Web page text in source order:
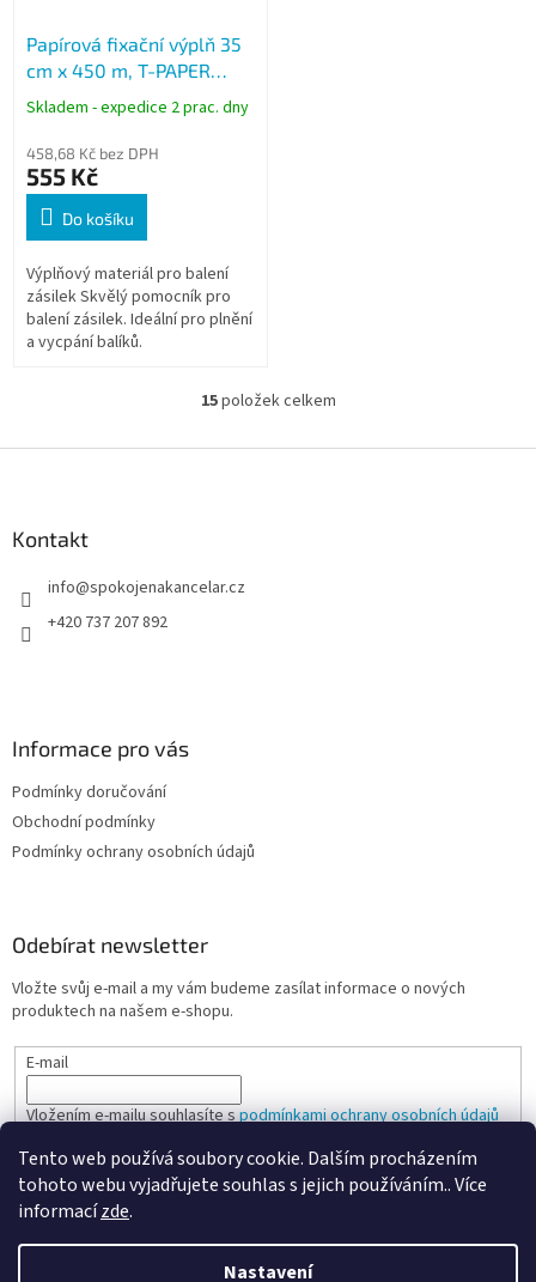
Tento web používá soubory cookie. Dalším procházením
tohoto webu vyjadřujete souhlas s jejich používáním.. Více
informacízde.
Nastavení
Papírová fixační výplň 35
cm x 450 m, T-PAPER
FILLING
Skladem - expedice 2 prac. dny
458,68 Kč bez DPH
555 Kč
Do košíku
Výplňový materiál pro balení
zásilek Skvělý pomocník pro
balení zásilek. Ideální pro plnění
a vycpání balíků.
O
l
15položek celkem
Kontakt
info@spokojenakancelar.cz
+420 737 207 892
Informace pro vás
Podmínky doručování
Obchodní podmínky
Podmínky ochrany osobních údajů
Odebírat newsletter
Vložte svůj e-mail a my vám budeme zasílat informace o nových
produktech na našem e-shopu.
E-mail
Vložením e-mailu souhlasíte spodmínkami ochrany osobních údajů
PŘIHLÁSIT SE